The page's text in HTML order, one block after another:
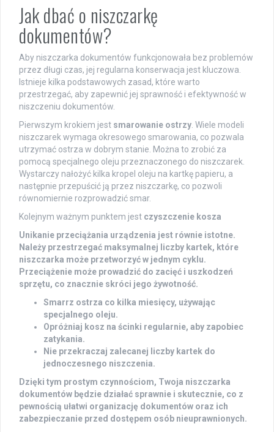
Jak dbać o niszczarkę
dokumentów?
Aby niszczarka dokumentów funkcjonowała bez problemów
przez długi czas, jej regularna konserwacja jest kluczowa.
Istnieje kilka podstawowych zasad, które warto
przestrzegać, aby zapewnić jej sprawność i efektywność w
niszczeniu dokumentów.
Pierwszym krokiem jest smarowanie ostrzy . Wiele modeli
niszczarek wymaga okresowego smarowania, co pozwala
utrzymać ostrza w dobrym stanie. Można to zrobić za
pomocą specjalnego oleju przeznaczonego do niszczarek.
Wystarczy nałożyć kilka kropel oleju na kartkę papieru, a
następnie przepuścić ją przez niszczarkę, co pozwoli
równomiernie rozprowadzić smar.
Kolejnym ważnym punktem jest czyszczenie kosza
Unikanie przeciążania urządzenia jest równie istotne.
Należy przestrzegać maksymalnej liczby kartek, które
niszczarka może przetworzyć w jednym cyklu.
Przeciążenie może prowadzić do zacięć i uszkodzeń
sprzętu, co znacznie skróci jego żywotność.
Smarrz ostrza co kilka miesięcy, używając
specjalnego oleju.
Opróżniaj kosz na ścinki regularnie, aby zapobiec
zatykania.
Nie przekraczaj zalecanej liczby kartek do
jednoczesnego niszczenia.
Dzięki tym prostym czynnościom, Twoja niszczarka
dokumentów będzie działać sprawnie i skutecznie, co z
pewnością ułatwi organizację dokumentów oraz ich
zabezpieczanie przed dostępem osób nieuprawnionych.